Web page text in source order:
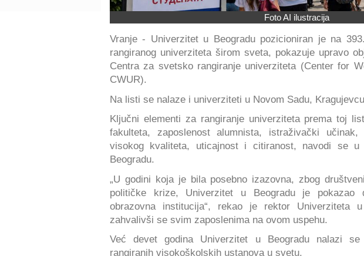
Foto AI ilustracija
Vranje - Univerzitet u Beogradu pozicioniran je na
rangiranog univerziteta širom sveta, pokazuje upravo
Centra za svetsko rangiranje univerziteta (Center for
CWUR).
Na listi se nalaze i univerziteti u Novom Sadu,
Ključni elementi za rangiranje univerziteta prema toj
fakulteta, zaposlenost alumnista, istraživački
visokog kvaliteta, uticajnost i citiranost, navodi se u
Beogradu.
„U godini koja je bila posebno izazovna, zbog
političke krize, Univerzitet u Beogradu je pokazao
obrazovna institucija“, rekao je rektor Univerziteta
zahvalivši se svim zaposlenima na ovom uspehu.
Već devet godina Univerzitet u Beogradu nalazi
rangiranih visokoškolskih ustanova u svetu.